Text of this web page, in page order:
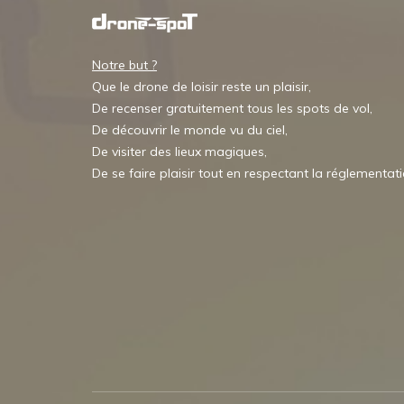
Notre but ?
Que le drone de loisir reste un plaisir,
De recenser gratuitement tous les spots de vol,
De découvrir le monde vu du ciel,
De visiter des lieux magiques,
De se faire plaisir tout en respectant la